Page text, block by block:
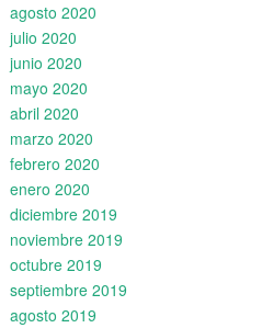
agosto 2020
julio 2020
junio 2020
mayo 2020
abril 2020
marzo 2020
febrero 2020
enero 2020
diciembre 2019
noviembre 2019
octubre 2019
septiembre 2019
agosto 2019